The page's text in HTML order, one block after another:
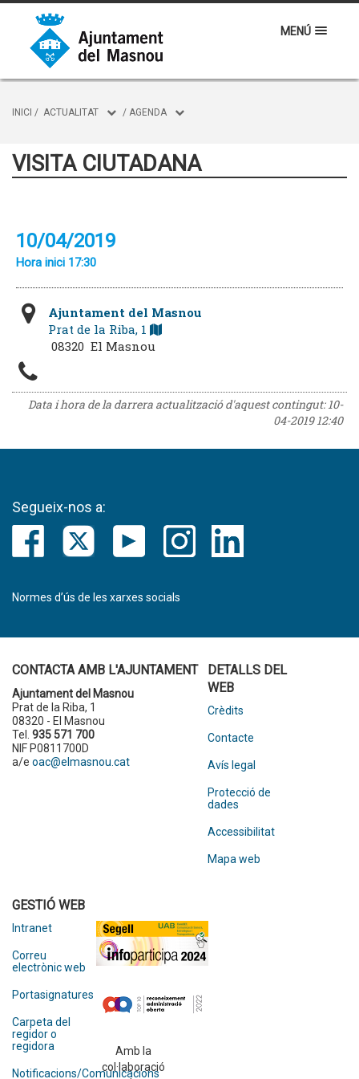
MENÚ
INICI / ACTUALITAT / AGENDA
VISITA CIUTADANA
10/04/2019
Hora inici 17:30
Ajuntament del Masnou
Prat de la Riba, 1
08320 El Masnou
Data i hora de la darrera actualització d'aquest contingut:10-
04-2019 12:40
Segueix-nos a:
Normes d’ús de les xarxes socials
CONTACTA AMB L'AJUNTAMENT
Ajuntament del Masnou
Prat de la Riba, 1
08320 - El Masnou
Tel. 935 571 700
NIF P0811700D
a/e oac@elmasnou.cat
DETALLS DEL
WEB
Crèdits
Contacte
Avís legal
Protecció de
dades
Accessibilitat
Mapa web
GESTIÓ WEB
Intranet
Correu
electrònic web
Portasignatures
Carpeta del
regidor o
regidora
Notificacions/Comunicacions
Amb la
col·laboració